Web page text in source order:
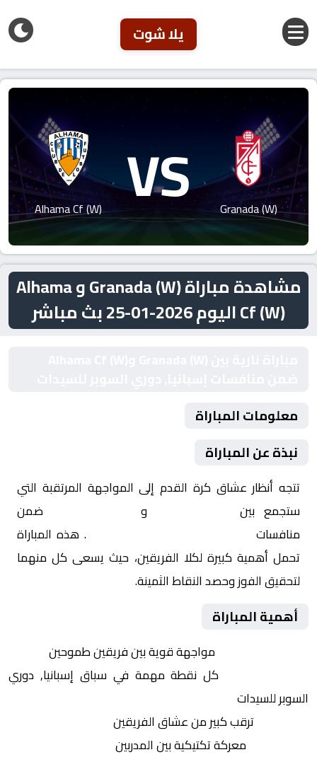
يلا شوت
Granada (W)
VS
Alhama Cf (W)
مشاهدة مباراة Granada (W) و Alhama
Cf (W) اليوم 2026-01-25 بث مباشر
معلومات المباراة
نبذة عن المباراة
تتجه أنظار عشاق كرة القدم إلى المواجهة المرتقبة التي
ستجمع بين
و
ضمن
منافسات
. هذه المباراة
تحمل أهمية كبيرة لكلا الفريقين، حيث يسعى كل منهما
لتحقيق الفوز وحصد النقاط الثمينة.
أهمية المباراة
مواجهة قوية بين فريقين طموحين
كل نقطة مهمة في سباق إسبانيا, دوري
السوبر للسيدات
ترقب كبير من عشاق الفريقين
معركة تكتيكية بين المدربين